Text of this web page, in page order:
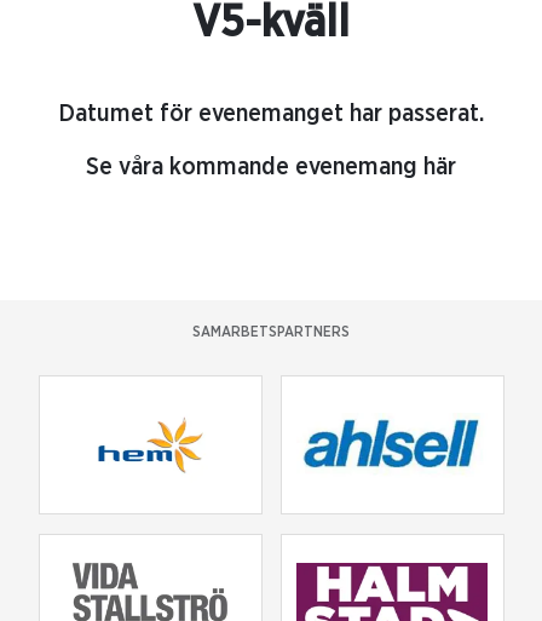
V5-kväll
Datumet för evenemanget har passerat.
Se våra kommande evenemang här
SAMARBETSPARTNERS